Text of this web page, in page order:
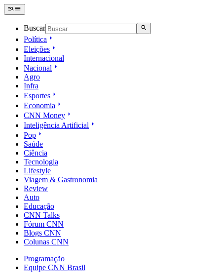
Buscar
Política
Eleições
Internacional
Nacional
Agro
Infra
Esportes
Economia
CNN Money
Inteligência Artificial
Pop
Saúde
Ciência
Tecnologia
Lifestyle
Viagem & Gastronomia
Review
Auto
Educação
CNN Talks
Fórum CNN
Blogs CNN
Colunas CNN
Programação
Equipe CNN Brasil